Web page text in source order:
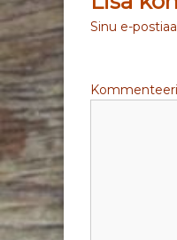
i
Sinu e-
Kommenteeri